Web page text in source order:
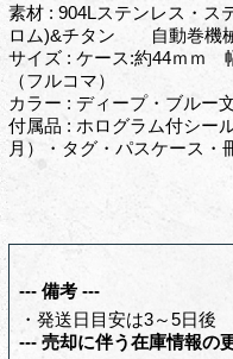
素材 : 904Lステンレス・ス
ロム)&チタン 自動巻機
サイズ : ケース:約44ｍｍ
（フルコマ）
カラー : ディープ・ブルー
付属品 : ホログラム付シー
月）・タグ・パスケース・
--- 備考 ---
・発送日目安は3～5日後
--- 売却に伴う在庫情報の